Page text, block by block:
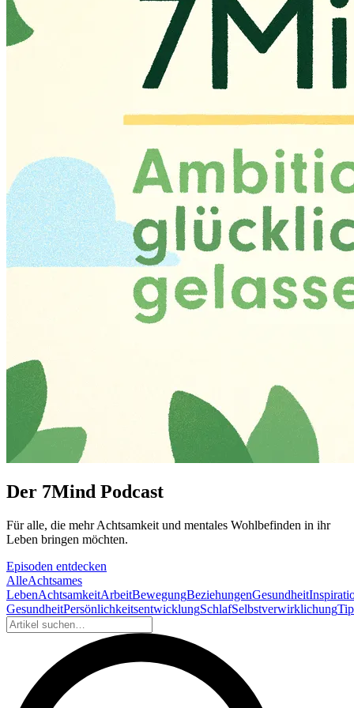
Der 7Mind Podcast
Für alle, die mehr Acht­sam­keit und mentales Wohlbefinden in ihr
Leben brin­gen möch­ten.
Episoden entdecken
AlleAchtsames
LebenAchtsamkeitArbeitBewegungBeziehungenGesundheit
GesundheitPersönlichkeitsentwicklungSchlafSelbstverwirklichung